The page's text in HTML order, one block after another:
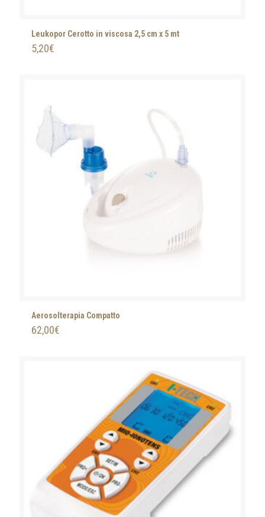
Leukopor Cerotto in viscosa 2,5 cm x 5 mt
5,20€
Aerosolterapia Compatto
62,00€